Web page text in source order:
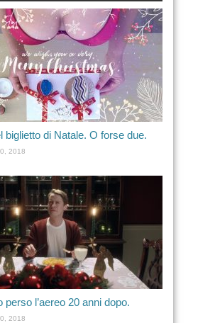
biglietto di Natale. O forse due.
2018
perso l’aereo 20 anni dopo.
2018